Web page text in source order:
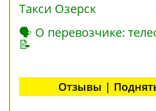
Такси Озерск
🗣 О перевозчике:
📝
Отзывы |